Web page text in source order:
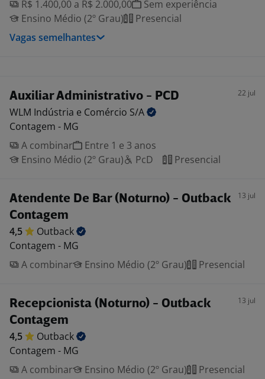
R$ 1.400,00 a R$ 2.000,00
Sem experiência
Ensino Médio (2º Grau)
Presencial
Vagas semelhantes
Auxiliar Administrativo - PCD 22 jul
WLM Indústria e Comércio S/A
Contagem - MG
A combinar
Entre 1 e 3 anos
Ensino Médio (2º Grau)
PcD Presencial
Atendente De Bar (Noturno) - Outback
Contagem
13 jul
4,5
Outback
Contagem - MG
A combinar
Ensino Médio (2º Grau) Presencial
Recepcionista (Noturno) - Outback
Contagem
13 jul
4,5
Outback
Contagem - MG
A combinar
Ensino Médio (2º Grau) Presencial